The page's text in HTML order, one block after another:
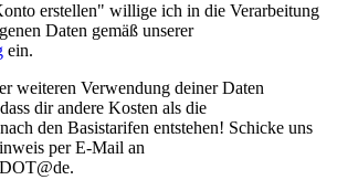
erstellen" willige ich in die Verarbeitung
Daten gemäß unserer
ein.
weiteren Verwendung deiner Daten
dir andere Kosten als die
den Basistarifen entstehen! Schicke uns
per E-Mail an
.